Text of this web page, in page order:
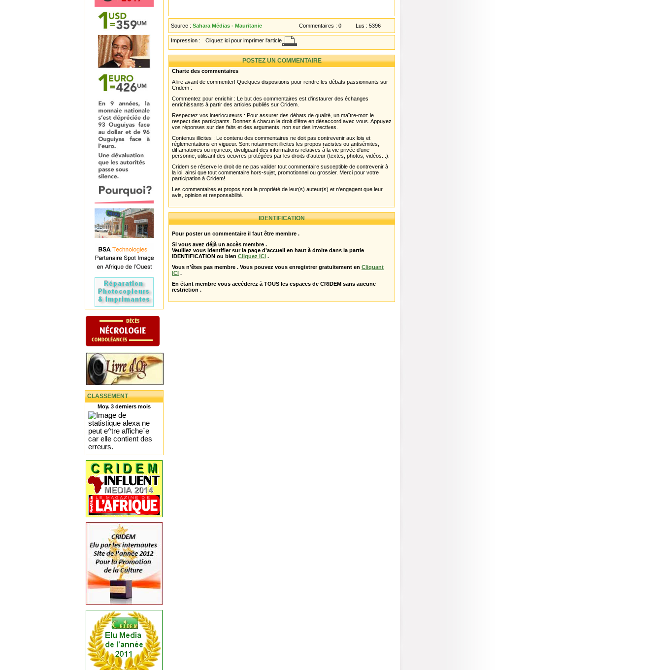
CLASSEMENT
Moy. 3 derniers mois
Source : Sahara Médias - Mauritanie Commentaires : 0 Lus : 5396
Impression : Cliquez ici pour imprimer l'article
POSTEZ UN COMMENTAIRE
Charte des commentaires
A lire avant de commenter! Quelques dispositions pour rendre les débats passionnants sur
Cridem :
Commentez pour enrichir : Le but des commentaires est d'instaurer des échanges
enrichissants à partir des articles publiés sur Cridem.
Respectez vos interlocuteurs : Pour assurer des débats de qualité, un maître-mot: le
respect des participants. Donnez à chacun le droit d'être en désaccord avec vous. Appuyez
vos réponses sur des faits et des arguments, non sur des invectives.
Contenus illicites : Le contenu des commentaires ne doit pas contrevenir aux lois et
réglementations en vigueur. Sont notamment illicites les propos racistes ou antisémites,
diffamatoires ou injurieux, divulguant des informations relatives à la vie privée d'une
personne, utilisant des oeuvres protégées par les droits d'auteur (textes, photos, vidéos...).
Cridem se réserve le droit de ne pas valider tout commentaire susceptible de contrevenir à
la loi, ainsi que tout commentaire hors-sujet, promotionnel ou grossier. Merci pour votre
participation à Cridem!
Les commentaires et propos sont la propriété de leur(s) auteur(s) et n'engagent que leur
avis, opinion et responsabilité.
IDENTIFICATION
Pour poster un commentaire il faut être membre .
Si vous avez déjà un accès membre .
Veuillez vous identifier sur la page d'accueil en haut à droite dans la partie
IDENTIFICATION ou bien Cliquez ICI .
Vous n'êtes pas membre . Vous pouvez vous enregistrer gratuitement en Cliquant
ICI .
En étant membre vous accèderez à TOUS les espaces de CRIDEM sans aucune
restriction .